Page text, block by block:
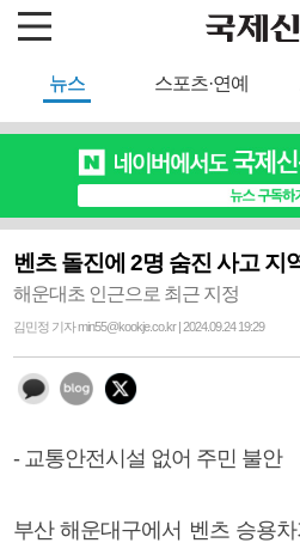
뉴스 스포츠·연예
벤츠 돌진에 2명 숨진 사고 지
해운대초 인근으로 최근 지정
김민정 기자 min55@kookje.co.kr | 2024.09.24 19:29
- 교통안전시설 없어 주민 불안
부산 해운대구에서 벤츠 승용